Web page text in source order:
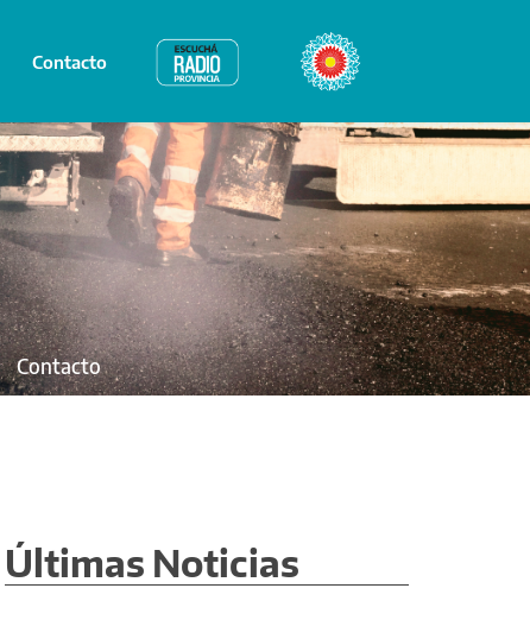
Contacto Radio Provincia Bicentenario
Contacto
Últimas Noticias